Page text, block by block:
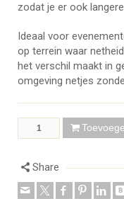
zodat je er ook
Ideaal voor
op terrein waar
het verschil maakt in
omgeving netjes
Share